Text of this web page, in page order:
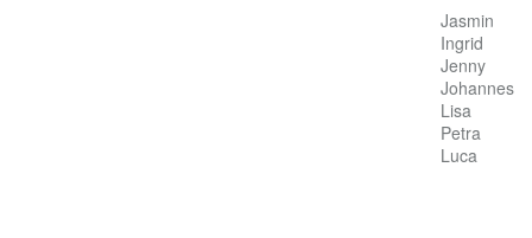
Jasmin
Ingrid
Jenny
Johannes
Lisa
Petra
Luca